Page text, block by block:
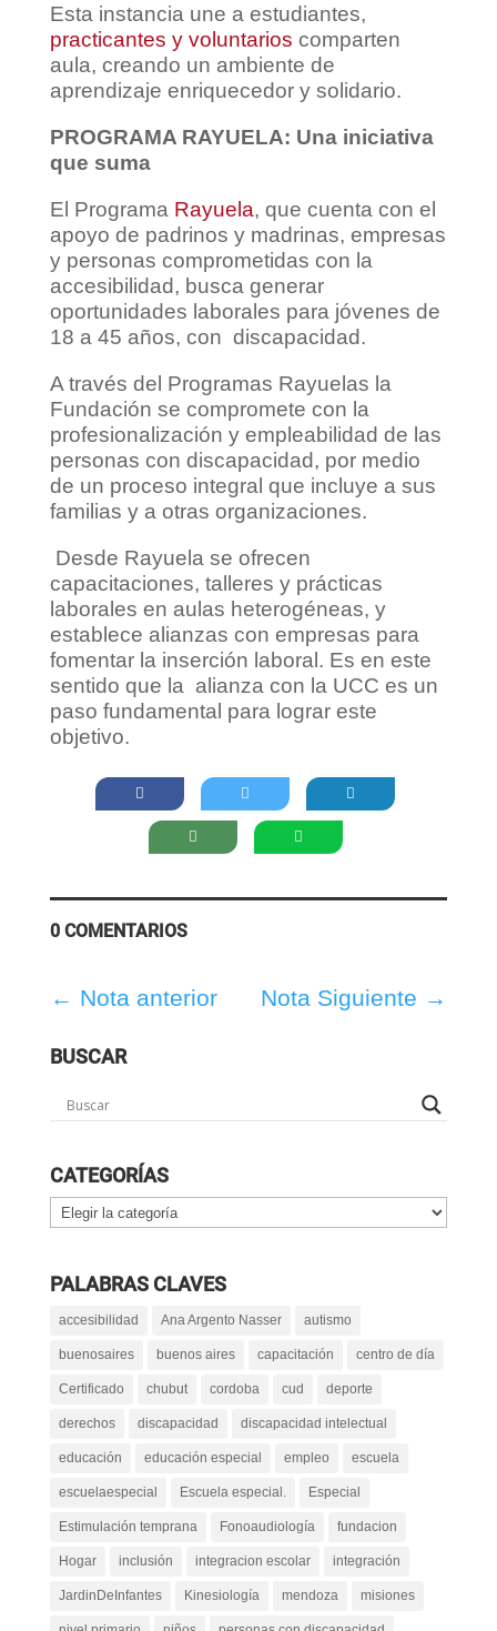
Esta instancia une a estudiantes,
practicantes y voluntarios comparten
aula, creando un ambiente de
aprendizaje enriquecedor y solidario.
PROGRAMA RAYUELA: Una iniciativa
que suma
El Programa Rayuela, que cuenta con el
apoyo de padrinos y madrinas, empresas
y personas comprometidas con la
accesibilidad, busca generar
oportunidades laborales para jóvenes de
18 a 45 años, con discapacidad.
A través del Programas Rayuelas la
Fundación se compromete con la
profesionalización y empleabilidad de las
personas con discapacidad, por medio
de un proceso integral que incluye a sus
familias y a otras organizaciones.
Desde Rayuela se ofrecen
capacitaciones, talleres y prácticas
laborales en aulas heterogéneas, y
establece alianzas con empresas para
fomentar la inserción laboral. Es en este
sentido que la alianza con la UCC es un
paso fundamental para lograr este
objetivo.
0 COMENTARIOS
← Nota anterior Nota Siguiente →
BUSCAR
CATEGORÍAS
Categorías
PALABRAS CLAVES
accesibilidad Ana Argento Nasser autismo
buenosaires buenos aires capacitación centro de día
Certificado chubut cordoba cud deporte
derechos discapacidad discapacidad intelectual
educación educación especial empleo escuela
escuelaespecial Escuela especial. Especial
Estimulación temprana Fonoaudiología fundacion
Hogar inclusión integracion escolar integración
JardinDeInfantes Kinesiología mendoza misiones